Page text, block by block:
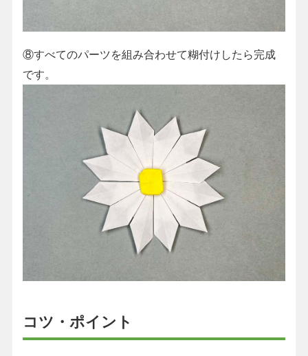
⑧すべてのパーツを組み合わせて糊付けしたら完成
です。
コツ・ポイント